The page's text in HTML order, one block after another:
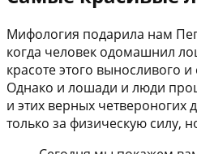
Мифология подарила нам
когда человек одомашнил
красоте этого выносливого
Однако и лошади и люди
и этих верных четвероногих
только за физическую силу,